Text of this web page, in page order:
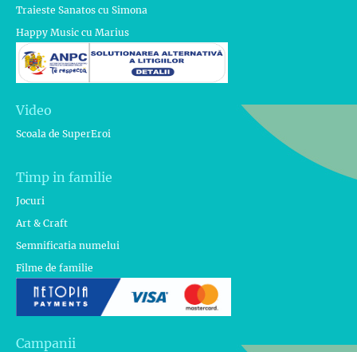
Traieste Sanatos cu Simona
Happy Music cu Marius
Video
Scoala de SuperEroi
Timp in familie
Jocuri
Art & Craft
Semnificatia numelui
Filme de familie
Campanii